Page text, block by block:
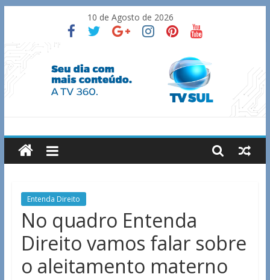
content
10 de Agosto de 2026
TV
Sul
Notícias
Guaxupé
região.
Entenda Direito
No quadro Entenda
Direito vamos falar sobre
o aleitamento materno